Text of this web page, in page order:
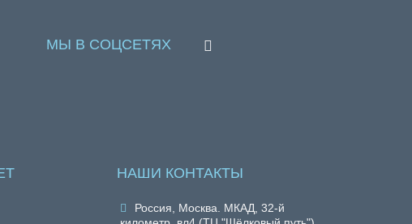
МЫ В СОЦСЕТЯХ
НАШИ КОНТАКТЫ
Россия, Москва. МКАД, 32-й